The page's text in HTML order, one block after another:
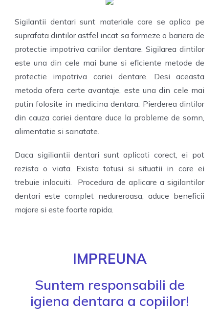
Sigilantii dentari sunt materiale care se aplica pe
suprafata dintilor astfel incat sa formeze o bariera de
protectie impotriva cariilor dentare. Sigilarea dintilor
este una din cele mai bune si eficiente metode de
protectie impotriva cariei dentare. Desi aceasta
metoda ofera certe avantaje, este una din cele mai
putin folosite in medicina dentara. Pierderea dintilor
din cauza cariei dentare duce la probleme de somn,
alimentatie si sanatate.
Daca sigiliantii dentari sunt aplicati corect, ei pot
rezista o viata. Exista totusi si situatii in care ei
trebuie inlocuiti. Procedura de aplicare a sigilantilor
dentari este complet nedureroasa, aduce beneficii
majore si este foarte rapida.
IMPREUNA
Suntem responsabili de
igiena dentara a copiilor!